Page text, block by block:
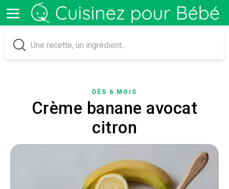
DÈS 6 MOIS
Crème banane avocat
citron